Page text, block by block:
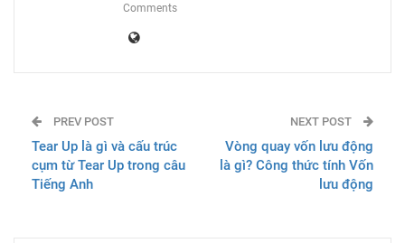
Comments
PREV POST
Tear Up là gì và cấu trúc
cụm từ Tear Up trong câu
Tiếng Anh
NEXT POST
Vòng quay vốn lưu động
là gì? Công thức tính Vốn
lưu động